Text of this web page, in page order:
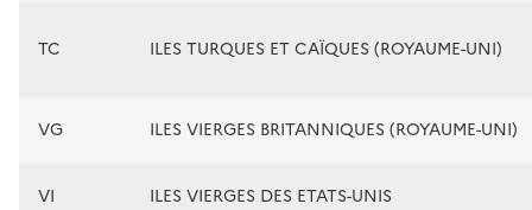
TC ILES TURQUES ET CAÏQUES (ROYAUME-UNI)
VG ILES VIERGES BRITANNIQUES (ROYAUME-UNI)
VI ILES VIERGES DES ETATS-UNIS